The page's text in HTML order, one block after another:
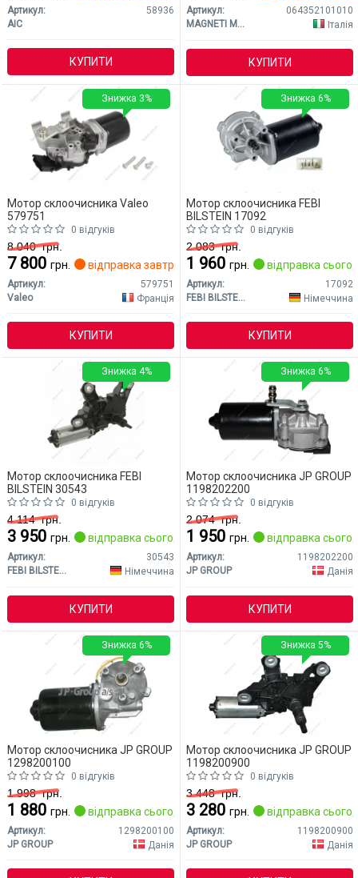
Артикул:
58936
AIC
КУПИТИ
Артикул:
064352101010
MAGNETI MARELLI
Італія
КУПИТИ
Мотор склоочисника Valeo
579751
0 відгуків
8 040грн.
7 800 грн. відправка завтра
Артикул:
579751
Valeo
Франція
КУПИТИ
Знижка 3%
Мотор склоочисника FEBI
BILSTEIN 17092
0 відгуків
2 083грн.
1 960 грн. відправка
Артикул:
17092
FEBI BILSTEIN
Німеччина
КУПИТИ
Знижка 6%
Мотор склоочисника FEBI
BILSTEIN 30543
0 відгуків
4 114грн.
3 950 грн. відправка сьогодні
Артикул:
30543
FEBI BILSTEIN
Німеччина
КУПИТИ
Знижка 4%
Мотор склоочисника JP GROUP
1198202200
0 відгуків
2 074грн.
1 950 грн. відправка
Артикул:
1198202200
JP GROUP
Данія
КУПИТИ
Знижка 6%
Мотор склоочисника JP GROUP
1298200100
0 відгуків
1 998грн.
1 880 грн. відправка сьогодні
Артикул:
1298200100
JP GROUP
Данія
Знижка 6%
Мотор склоочисника JP GROUP
1198200900
0 відгуків
3 448грн.
3 280 грн. відправка
Артикул:
1198200900
JP GROUP
Данія
Знижка 5%